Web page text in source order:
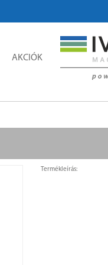
AKCIÓK
Termékleírás: